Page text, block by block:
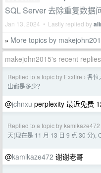
SQL Server 去除重复数据
Jan 13, 2024 • Lastly replied by
» More topics by
makejohn2015's recent replies
Replied to a topic by Exxfire › 各位
出都是多少？
@jchnxu perplexity 最近免费
Replied to a topic by kamikaze472
天(现在是 11 月 13 日 9 点 30 分),
@kamikaze472 谢谢老哥